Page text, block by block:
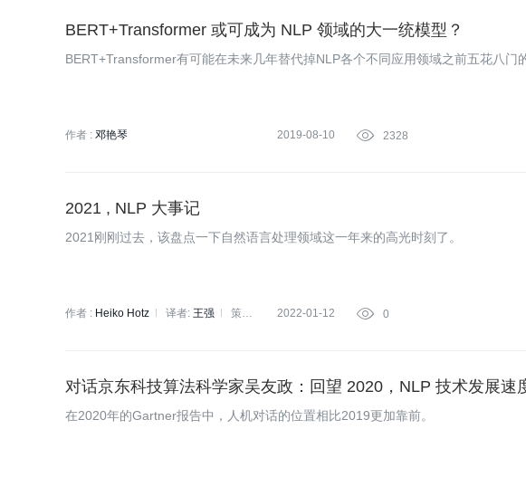
BERT+Transformer 或可成为 NLP 领域的大一统模型？
BERT+Transformer有可能在未来几年替代掉NLP各个不同应用领域之前五花八门
作者 : 邓艳琴 2019-08-10  2328
2021 , NLP 大事记
2021刚刚过去，该盘点一下自然语言处理领域这一年来的高光时刻了。
作者 : Heiko Hotz 译者: 王强
策划:
2022-01-12  0
对话京东科技算法科学家吴友政：回望 2020，NLP 技术发展速
在2020年的Gartner报告中，人机对话的位置相比2019更加靠前。